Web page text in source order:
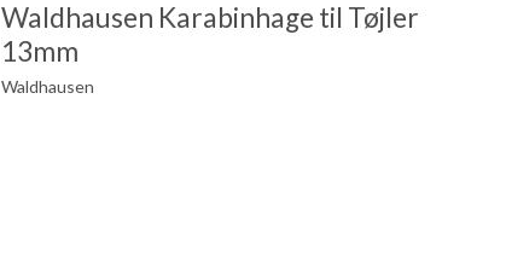
Waldhausen Karabinhage til Tøjler
13mm
Waldhausen